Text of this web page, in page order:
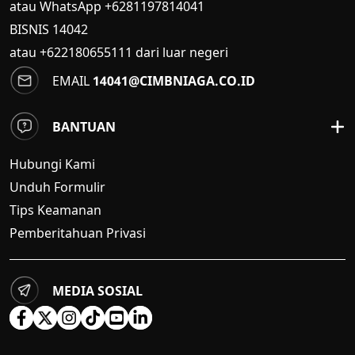
atau WhatsApp +6281197814041
BISNIS 14042
atau +622180655111 dari luar negeri
EMAIL 14041@CIMBNIAGA.CO.ID
BANTUAN
Hubungi Kami
Unduh Formulir
Tips Keamanan
Pemberitahuan Privasi
MEDIA SOSIAL